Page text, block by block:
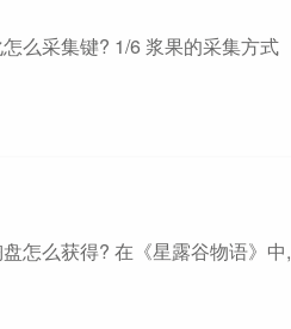
么采集键? 1/6 浆果的采集方式
怎么获得? 在《星露谷物语》中,